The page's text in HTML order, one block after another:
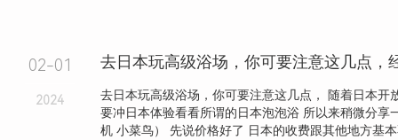
02-01
2024
去日本玩高级浴场，你可要注意这几点，
去日本玩高级浴场，你可要注意这几点， 随着日本开
要冲日本体验看看所谓的日本泡泡浴 所以来稍微分享
机 小菜鸟） 先说价格好了 日本的收费跟其他地方基本